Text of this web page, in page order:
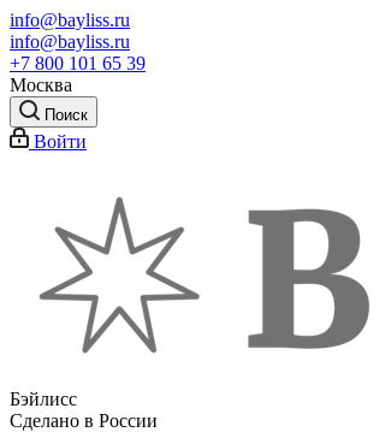
info@bayliss.ru
info@bayliss.ru
+7 800 101 65 39
Москва
Поиск
Войти
Бэйлисс
Сделано в России